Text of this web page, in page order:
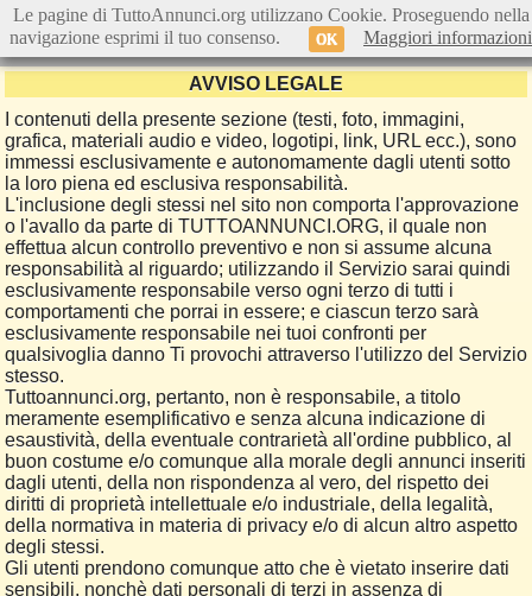
AVVISO LEGALE
I contenuti della presente sezione (testi, foto, immagini,
grafica, materiali audio e video, logotipi, link, URL ecc.), sono
immessi esclusivamente e autonomamente dagli utenti sotto
la loro piena ed esclusiva responsabilità.
L'inclusione degli stessi nel sito non comporta l'approvazione
o l'avallo da parte di TUTTOANNUNCI.ORG, il quale non
effettua alcun controllo preventivo e non si assume alcuna
responsabilità al riguardo; utilizzando il Servizio sarai quindi
esclusivamente responsabile verso ogni terzo di tutti i
comportamenti che porrai in essere; e ciascun terzo sarà
esclusivamente responsabile nei tuoi confronti per
qualsivoglia danno Ti provochi attraverso l'utilizzo del Servizio
stesso.
Tuttoannunci.org, pertanto, non è responsabile, a titolo
meramente esemplificativo e senza alcuna indicazione di
esaustività, della eventuale contrarietà all'ordine pubblico, al
buon costume e/o comunque alla morale degli annunci inseriti
dagli utenti, della non rispondenza al vero, del rispetto dei
diritti di proprietà intellettuale e/o industriale, della legalità,
della normativa in materia di privacy e/o di alcun altro aspetto
degli stessi.
Gli utenti prendono comunque atto che è vietato inserire dati
sensibili, nonchè dati personali di terzi in assenza di
Le pagine di TuttoAnnunci.org utilizzano Cookie. Proseguendo nella
navigazione esprimi il tuo consenso.
OK Maggiori informazioni